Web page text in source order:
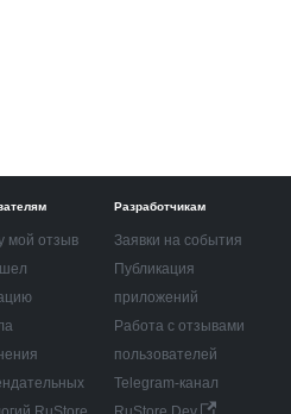
мой отзыв
Разработчикам
Заявки на события
Публикация
приложений
Работа с отзывами
пользователей
Telegram-канал